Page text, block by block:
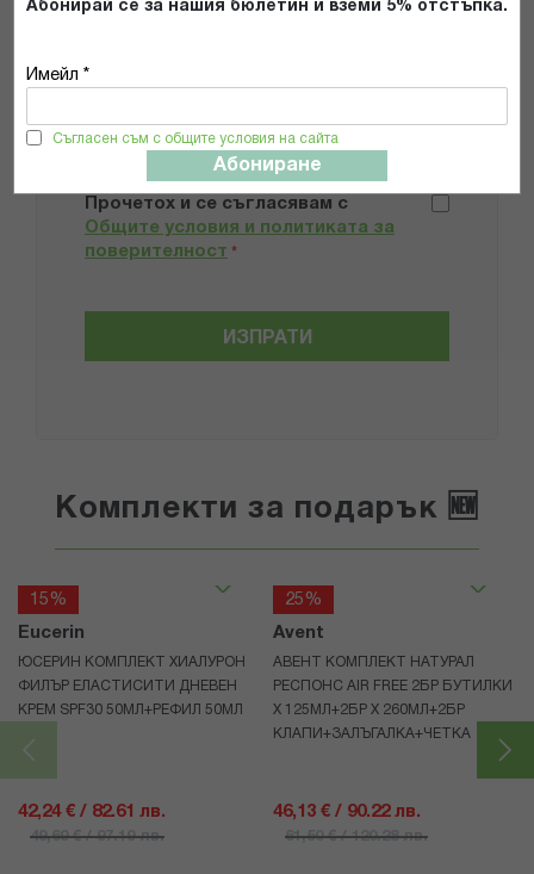
Абонирай се за нашия бюлетин и вземи 5% отстъпка.
Имейл *
Съгласен съм с общите условия на сайта
Абониране
Добави снимки
Препоръчвам продукта
Прочетох и се съгласявам с
Общите условия и политиката за
поверителност *
ИЗПРАТИ
Комплекти за подарък 🆕
15%
Eucerin
ЮСЕРИН КОМПЛЕКТ ХИАЛУРОН
ФИЛЪР ЕЛАСТИСИТИ ДНЕВЕН
КРЕМ SPF30 50МЛ+РЕФИЛ 50МЛ
42,24 € / 82.61 лв.
49,69 € / 97.19 лв.
25%
Avent
АВЕНТ КОМПЛЕКТ НАТУРАЛ
РЕСПОНС AIR FREE 2БР БУТИЛКИ
Х 125МЛ+2БР Х 260МЛ+2БР
КЛАПИ+ЗАЛЪГАЛКА+ЧЕТКА
46,13 € / 90.22 лв.
61,50 € / 120.28 лв.